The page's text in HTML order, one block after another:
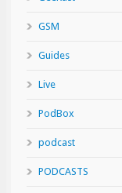
GSM
Guides
Live
PodBox
podcast
PODCASTS